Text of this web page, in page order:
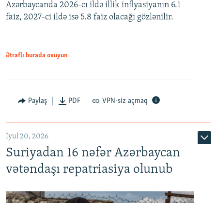
Auto
360p
480p
Azərbaycanda 2026-cı ildə illik inflyasiyanın 6.1
faiz, 2027-ci ildə isə 5.8 faiz olacağı gözlənilir.
Ətraflı burada oxuyun
Paylaş PDF VPN-siz açmaq
İyul 20, 2026
Suriyadan 16 nəfər Azərbaycan
vətəndaşı repatriasiya olunub